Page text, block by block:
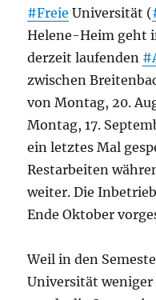
#Freie Universität (
Helene-Heim geht
derzeit laufenden
zwischen
von Montag, 20.
Montag, 17.
ein letztes Mal
Restarbeiten
weiter. Die
Ende Oktober
Weil in den
Universität weniger